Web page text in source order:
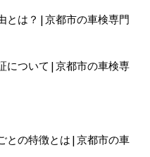
とは？|京都市の車検専門
について|京都市の車検専
との特徴とは|京都市の車